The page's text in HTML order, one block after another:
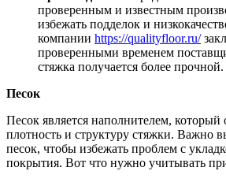
проверенным и известным
избежать подделок и
компании https://qualityfloor.ru/
проверенными временем
стяжка получается более прочной.
Песок
Песок является наполнителем, который
плотность и структуру стяжки. Важно
песок, чтобы избежать проблем с
покрытия. Вот что нужно учитывать